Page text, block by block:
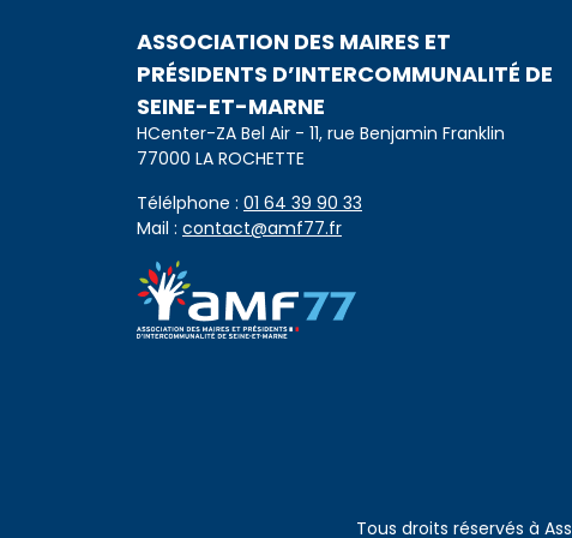
ASSOCIATION DES MAIRES ET
PRÉSIDENTS D’INTERCOMMUNALITÉ DE
SEINE-ET-MARNE
HCenter-ZA Bel Air - 11, rue Benjamin Franklin
77000 LA ROCHETTE
Télélphone : 01 64 39 90 33
Mail : contact@amf77.fr
Tous droits réservés à